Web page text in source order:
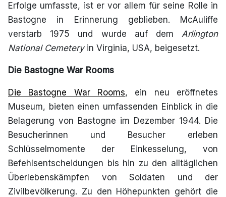
Erfolge umfasste, ist er vor allem für seine Rolle in
Bastogne in Erinnerung geblieben. McAuliffe
verstarb 1975 und wurde auf dem Arlington
National Cemeteryin Virginia, USA, beigesetzt.
Die Bastogne War Rooms
Die Bastogne War Rooms, ein neu eröffnetes
Museum, bieten einen umfassenden Einblick in die
Belagerung von Bastogne im Dezember 1944. Die
Besucherinnen und Besucher erleben
Schlüsselmomente der Einkesselung, von
Befehlsentscheidungen bis hin zu den alltäglichen
Überlebenskämpfen von Soldaten und der
Zivilbevölkerung. Zu den Höhepunkten gehört die